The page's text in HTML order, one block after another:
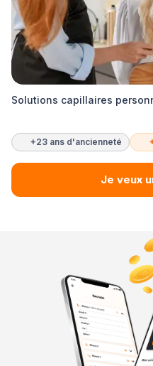
Solutions capillaires
+23 ans d'ancienneté
Je veux